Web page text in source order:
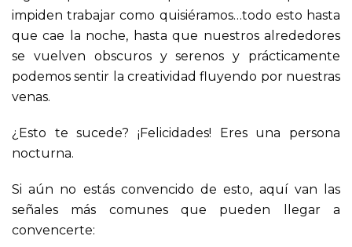
impiden trabajar como quisiéramos…todo esto hasta
que cae la noche, hasta que nuestros alrededores
se vuelven obscuros y serenos y prácticamente
podemos sentir la creatividad fluyendo por nuestras
venas.
¿Esto te sucede? ¡Felicidades! Eres una persona
nocturna.
Si aún no estás convencido de esto, aquí van las
señales más comunes que pueden llegar a
convencerte: